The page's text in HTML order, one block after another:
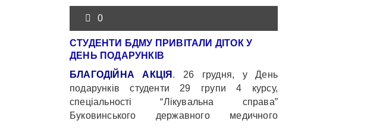
0
СТУДЕНТИ БДМУ ПРИВІТАЛИ ДІТОК У
ДЕНЬ ПОДАРУНКІВ
БЛАГОДІЙНА АКЦІЯ . 26 грудня, у День
подарунків студенти 29 групи 4 курсу,
спеціальності “Лікувальна справа”
Буковинського державного медичного